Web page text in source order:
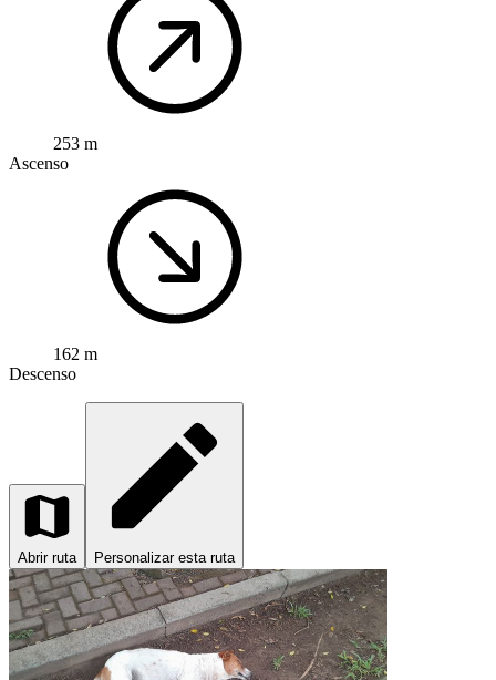
253 m
Ascenso
162 m
Descenso
Abrir ruta Personalizar esta ruta